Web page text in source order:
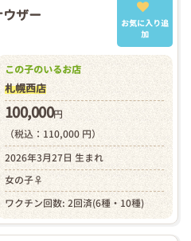
ザー
お気に入り追
加
この子のいるお店
札幌西店
100,000円
（税込：110,000 円）
2026年3月27日 生まれ
女の子♀
ワクチン回数: 2回済(6種・10種)